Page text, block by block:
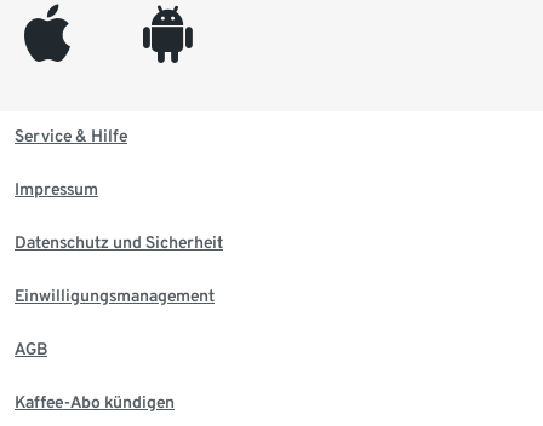
appleinc android
Service & Hilfe
Impressum
Datenschutz und Sicherheit
Einwilligungsmanagement
AGB
Kaffee-Abo kündigen